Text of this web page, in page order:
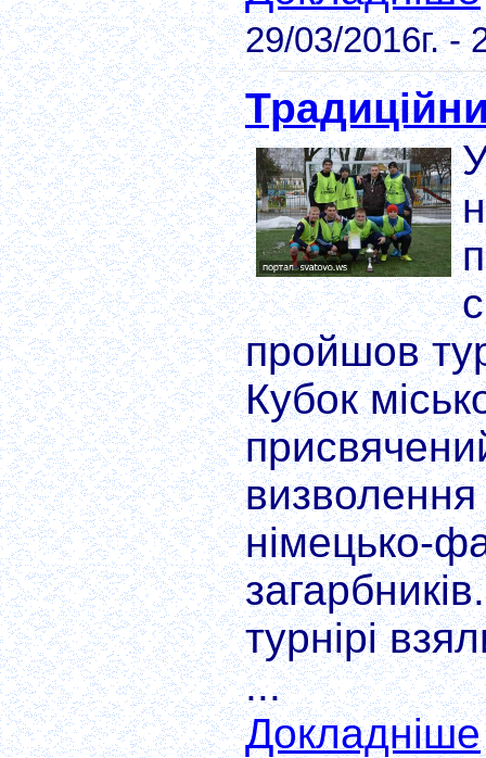
29/03/2016г. -
пройшов
Кубок
визволення
німецько-
турнірі
...
Докладніше